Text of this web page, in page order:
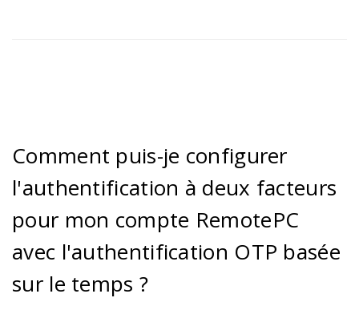
Comment puis-je configurer
l'authentification à deux facteurs
pour mon compte RemotePC
avec l'authentification OTP basée
sur le temps ?